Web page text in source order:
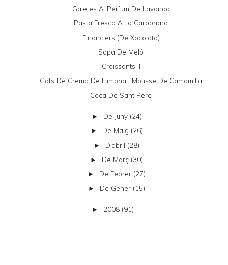
Galetes Al Perfum De Lavanda
Pasta Fresca A La Carbonara
Financiers (de Xocolata)
Sopa De Meló
Croissants II
Gots De Crema De Llimona I Mousse De Camamilla
Coca De Sant Pere
► De Juny (24)
► De Maig (26)
► D’abril (28)
► De Març (30)
► De Febrer (27)
► De Gener (15)
► 2008 (91)